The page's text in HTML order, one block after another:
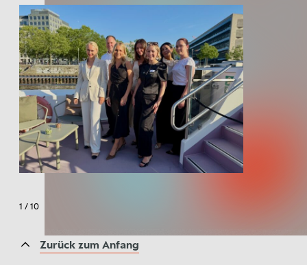
1 / 10
Zurück zum Anfang